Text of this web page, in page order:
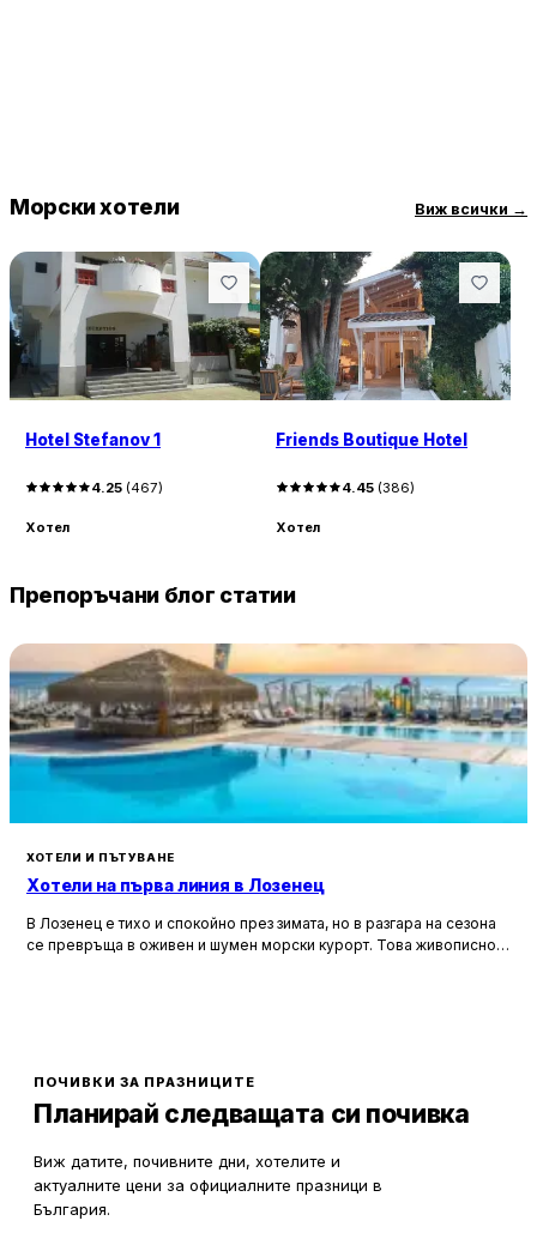
Морски хотели Виж всички →
Hotel Stefanov 1
4.25 (467)
Хотел
Friends Boutique Hotel
4.45 (386)
Хотел
Препоръчани блог статии
ХОТЕЛИ И ПЪТУВАНЕ
Хотели на първа линия в Лозенец
В Лозенец е тихо и спокойно през зимата, но в разгара на сезона
се превръща в оживен и шумен морски курорт. Това живописно
ПОЧИВКИ ЗА ПРАЗНИЦИТЕ
Планирай следващата си почивка
Виж датите, почивните дни, хотелите и
актуалните цени за официалните празници в
България.